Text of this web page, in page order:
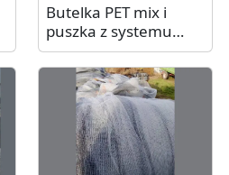
Butelka PET mix i
puszka z systemu
kaucyjnego